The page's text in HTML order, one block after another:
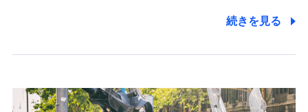
氏名、電話番号、メールアドレス、お客さまの識別子、属
当社又は株式会社NTTドコモが提供する各種サービスなどの
ご契約・ご利用などに関する情報。例として、当社又は株式
続きを見る